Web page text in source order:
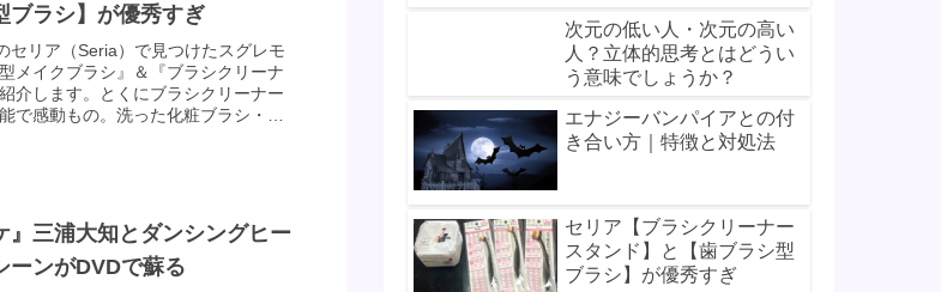
ブラシ】が優秀すぎ
セリア（Seria）で見つけたスグレモ
メイクブラシ』＆『ブラシクリーナ
介します。とくにブラシクリーナー
で感動もの。洗った化粧ブラシ・パ
』三浦大知とダンシングヒー
ーンがDVDで蘇る
次元の低い人・次元の高い
人？立体的思考とはどうい
う意味でしょうか？
エナジーバンパイアとの付
き合い方｜特徴と対処法
セリア【ブラシクリーナー
スタンド】と【歯ブラシ型
ブラシ】が優秀すぎ